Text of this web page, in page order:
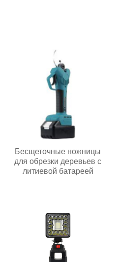
Бесщеточные ножницы
для обрезки деревьев с
литиевой батареей